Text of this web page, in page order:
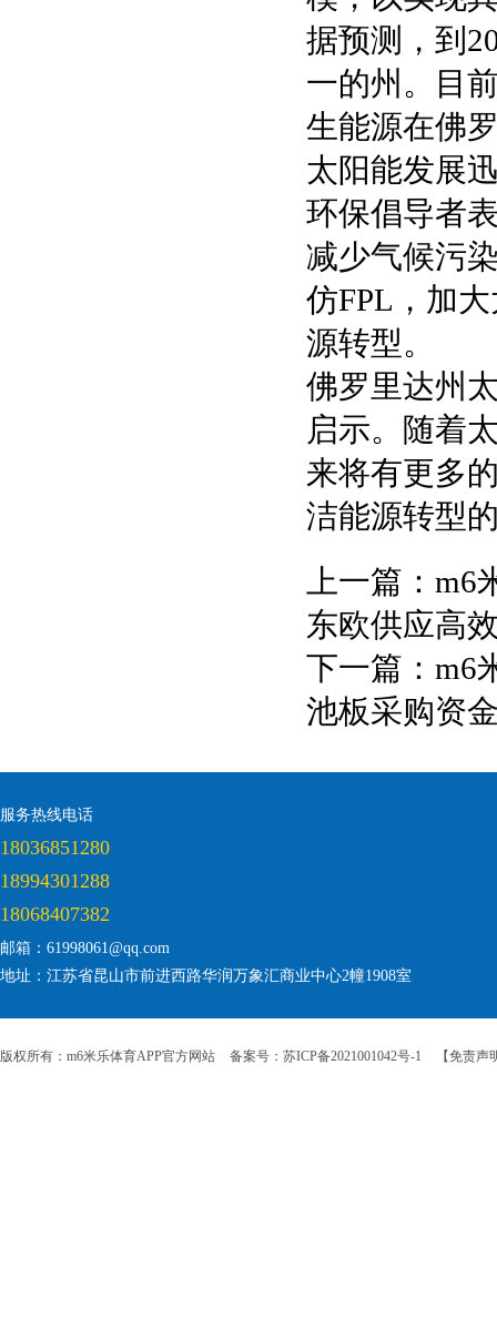
据预测，到
一的州。目
生能源在佛
太阳能发展
环保倡导者
减少气候污
仿FPL，加
源转型。
佛罗里达州
启示。随着
来将有更多
洁能源转型
上一篇： m6
东欧供应高
下一篇： m6
池板采购资
服务热线电话
18036851280
18994301288
18068407382
邮箱：61998061@qq.com
地址：江苏省昆山市前进西路华润万象汇商业中心2幢1908室
版权所有：m6米乐体育APP官方网站 备案号：苏ICP备2021001042号-1 【免责声